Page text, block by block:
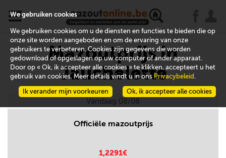
x
Mazoutprijs in
Jauchelette
Vandaag 08/08
Officiële mazoutprijs
1,2291€
We gebruiken cookies
We gebruiken cookies om u de diensten en functies te bieden die op
onze site worden aangeboden en om de ervaring van onze
gebruikers te verbeteren. Cookies zijn gegevens die worden
gedownload of opgeslagen op uw computer of ander apparaat.
Door op « Ok, ik accepteer alle cookies » te klikken, accepteert u het
gebruik van cookies. Meer details vindt u in ons Privacybeleid .
Ok, ik accepteer alle cookies
Ik verander mijn voorkeuren